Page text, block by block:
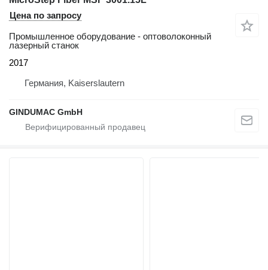
Цена по запросу
Промышленное оборудование - оптоволоконный
лазерный станок
2017
Германия, Kaiserslautern
GINDUMAC GmbH